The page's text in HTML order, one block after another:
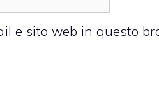
e sito web in questo